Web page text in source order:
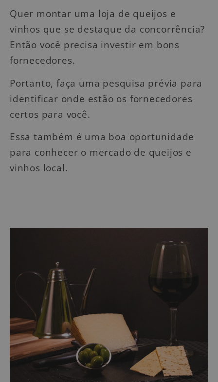
Quer montar uma loja de queijos e
vinhos que se destaque da concorrência?
Então você precisa investir em bons
fornecedores.
Portanto, faça uma pesquisa prévia para
identificar onde estão os fornecedores
certos para você.
Essa também é uma boa oportunidade
para conhecer o mercado de queijos e
vinhos local.